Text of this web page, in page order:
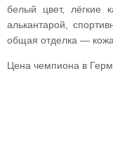
белый цвет, лёгкие
алькантарой,
общая отделка —
Цена чемпиона в